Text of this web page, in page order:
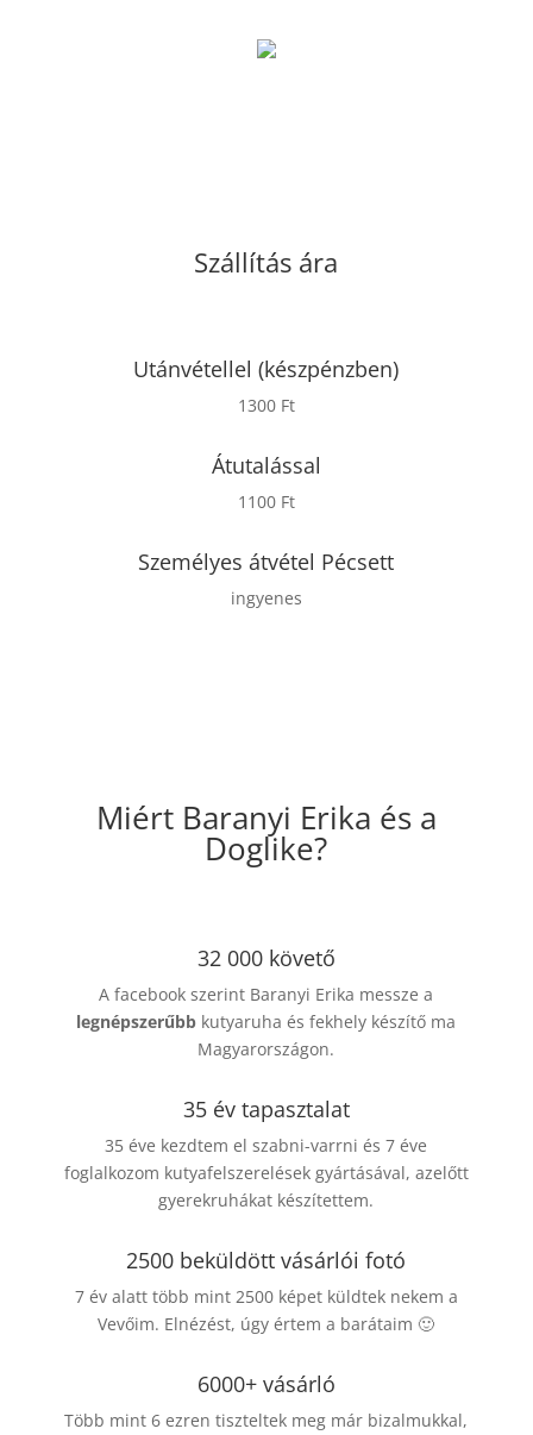
Szállítás ára
Utánvétellel (készpénzben)
1300 Ft
Átutalással
1100 Ft
Személyes átvétel Pécsett
ingyenes
Miért Baranyi Erika és a
Doglike?
32 000 követő
A facebook szerint Baranyi Erika messze a
legnépszerűbb kutyaruha és fekhely készítő ma
Magyarországon.
35 év tapasztalat
35 éve kezdtem el szabni-varrni és 7 éve
foglalkozom kutyafelszerelések gyártásával, azelőtt
gyerekruhákat készítettem.
2500 beküldött vásárlói fotó
7 év alatt több mint 2500 képet küldtek nekem a
Vevőim. Elnézést, úgy értem a barátaim 🙂
6000+ vásárló
Több mint 6 ezren tiszteltek meg már bizalmukkal,